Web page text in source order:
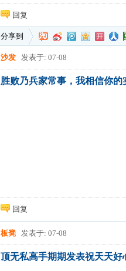
回复
分享到
沙发 发表于: 07-08
胜败乃兵家常事，我相信你
回复
板凳 发表于: 07-08
顶无私高手期期发表祝天天